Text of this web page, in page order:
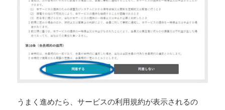
うまく進めたら、サービスの利用規約が表示されるの